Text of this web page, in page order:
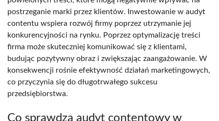
postrzeganie marki przez klientów. Inwestowanie w audyt
contentu wspiera rozwój firmy poprzez utrzymanie jej
konkurencyjności na rynku. Poprzez optymalizację treści
firma może skuteczniej komunikować się z klientami,
budując pozytywny obraz i zwiększając zaangażowanie. W
konsekwencji rośnie efektywność działań marketingowych,
co przyczynia się do długotrwałego sukcesu
przedsiębiorstwa.
Co sprawdza audyt contentowy w